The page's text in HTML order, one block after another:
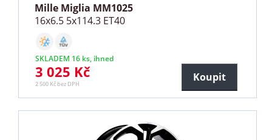
Mille Miglia MM1025
16x6.5 5x114.3 ET40
SKLADEM 16 ks, ihned
3 025 Kč
2 500 Kč bez DPH
Koupit